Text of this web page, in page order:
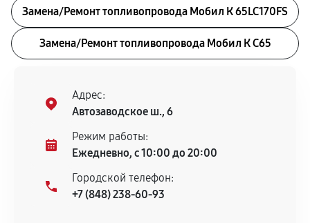
Замена/Pемонт топливопровода Мобил К 65LC170FS
Замена/Pемонт топливопровода Мобил К С65
Адрес:
Автозаводское ш., 6
Режим работы:
Ежедневно, с 10:00 до 20:00
Городской телефон:
+7 (848) 238-60-93